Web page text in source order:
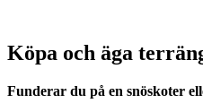
Köpa och äga
Funderar du på en snöskoter